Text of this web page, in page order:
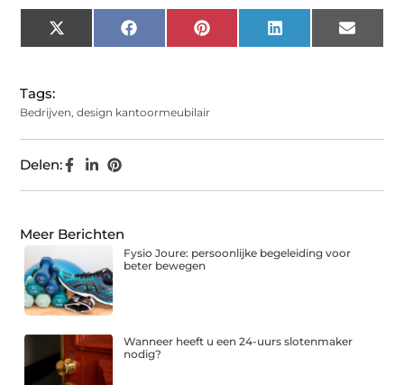
X
(Twitter)
Facebook Pinterest LinkedIn Email
Tags:
Bedrijven,design kantoormeubilair
Delen:
Meer Berichten
Fysio Joure: persoonlijke begeleiding voor
beter bewegen
Wanneer heeft u een 24-uurs slotenmaker
nodig?